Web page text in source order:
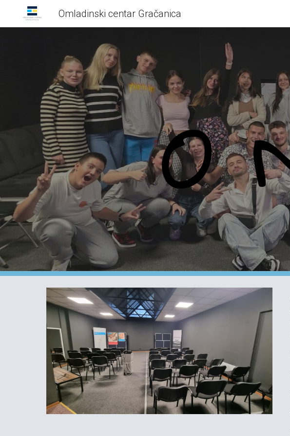
Omladinski centar Gračanica